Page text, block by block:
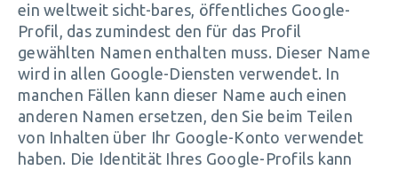
ein weltweit sicht-bares, öffentliches Google-
Profil, das zumindest den für das Profil
gewählten Namen enthalten muss. Dieser Name
wird in allen Google-Diensten verwendet. In
manchen Fällen kann dieser Name auch einen
anderen Namen ersetzen, den Sie beim Teilen
von Inhalten über Ihr Google-Konto verwendet
haben. Die Identität Ihres Google-Profils kann